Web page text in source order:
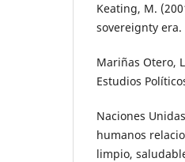
Keating, M.
sovereignty era.
Mariñas Otero,
Estudios
Naciones
humanos
limpio,